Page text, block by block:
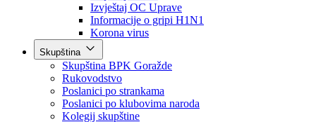
Obavještenja Vlade
Izvještajno prognozna služba Ministarstva privrede
Izvještaj o radu
Izvještaj OC Uprave
Informacije o gripi H1N1
Korona virus
Skupština
Skupština BPK Goražde
Rukovodstvo